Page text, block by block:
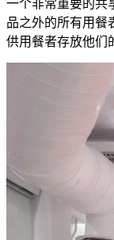
一个非常重要的共
品之外的所有用餐
供用餐者存放他们